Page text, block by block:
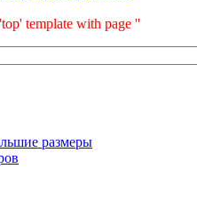
template with page ''
размеры